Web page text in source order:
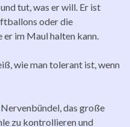
tut, was er will. Er ist
oder die
im Maul halten kann.
wie man tolerant ist, wenn
das große
zu kontrollieren und